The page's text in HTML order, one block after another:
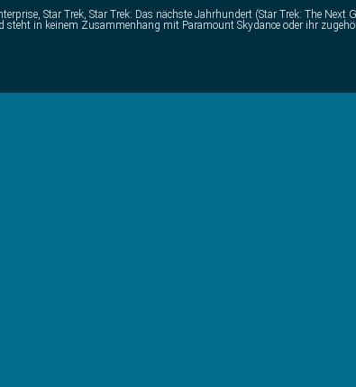
Star Trek, Star Trek: Das nächste Jahrhundert (Star Trek: The
in keinem Zusammenhang mit Paramount Skydance oder ihr